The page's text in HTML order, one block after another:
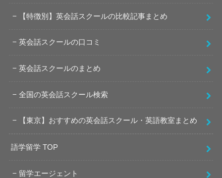
【特徴別】英会話スクールの比較記事まとめ
英会話スクールの口コミ
英会話スクールのまとめ
全国の英会話スクール検索
【東京】おすすめの英会話スクール・英語教室まとめ
語学留学 TOP
留学エージェント